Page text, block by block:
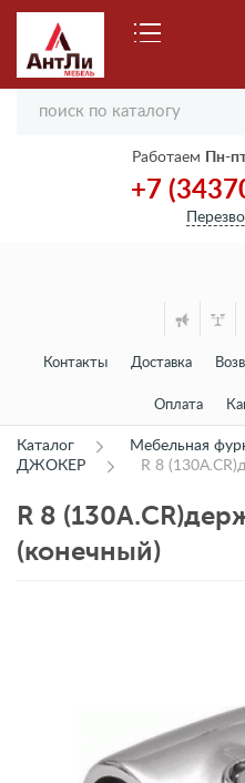
Работаем Пн-
+7
Контакты Доставка
Оплата
Каталог Мебельная
ДЖОКЕР
R 8
R 8
(конечный)